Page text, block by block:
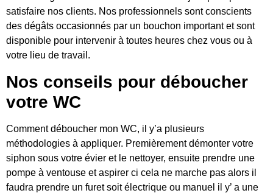
satisfaire nos clients. Nos professionnels sont conscients
des dégâts occasionnés par un bouchon important et sont
disponible pour intervenir à toutes heures chez vous ou à
votre lieu de travail.
Nos conseils pour déboucher
votre WC
Comment déboucher mon WC, il y’a plusieurs
méthodologies à appliquer. Premièrement démonter votre
siphon sous votre évier et le nettoyer, ensuite prendre une
pompe à ventouse et aspirer ci cela ne marche pas alors il
faudra prendre un furet soit électrique ou manuel il y’ a une